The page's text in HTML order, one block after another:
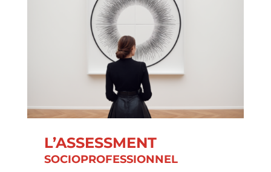
L’ASSESSMENT
SOCIOPROFESSIONNEL